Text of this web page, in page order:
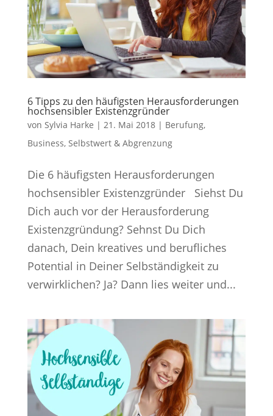
6 Tipps zu den häufigsten Herausforderungen
hochsensibler Existenzgründer
von Sylvia Harke | 21. Mai 2018| Berufung,
Business, Selbstwert & Abgrenzung
Die 6 häufigsten Herausforderungen
hochsensibler Existenzgründer Siehst Du
Dich auch vor der Herausforderung
Existenzgründung? Sehnst Du Dich
danach, Dein kreatives und berufliches
Potential in Deiner Selbständigkeit zu
verwirklichen? Ja? Dann lies weiter und...